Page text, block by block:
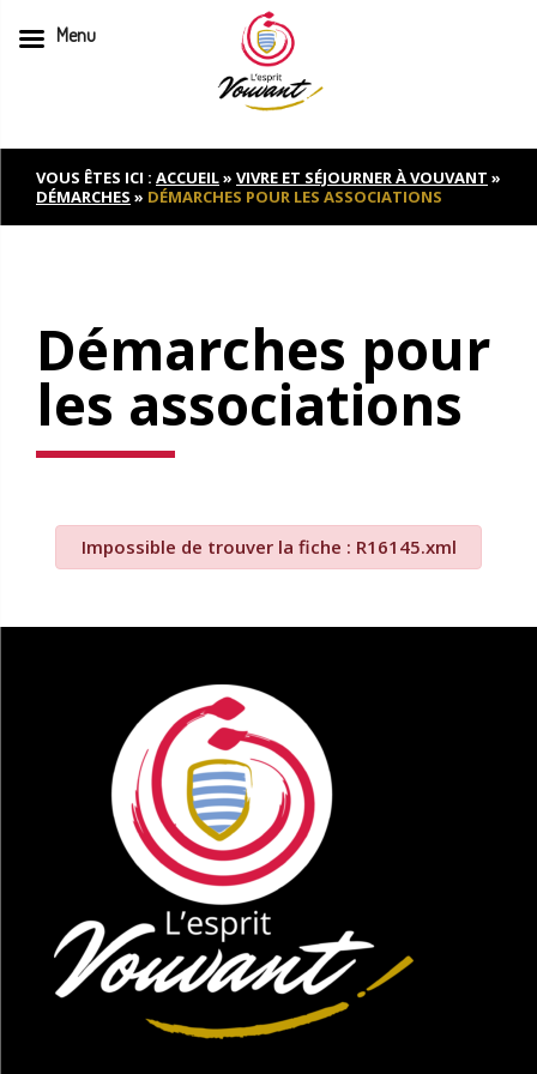
to
contentVOUS ÊTES ICI : ACCUEIL» VIVRE ET SÉJOURNER À VOUVANT »
DÉMARCHES » DÉMARCHES POUR LES ASSOCIATIONS
Démarches pour
les associations
Impossible de trouver la fiche : R16145.xml
Menu